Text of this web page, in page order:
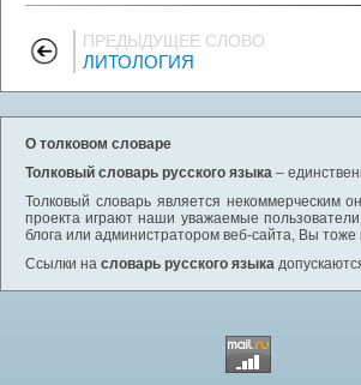
ПРЕДЫДУЩЕЕ СЛОВО
ЛИТОЛОГИЯ
О толковом словаре
Толковый словарь русского языка –
Толковый словарь является некоммерческим
проекта играют наши уважаемые
блога или администратором веб-сайта, Вы
Ссылки на словарь русского языка